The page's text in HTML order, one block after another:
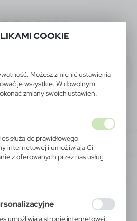
COOKIE
Możesz zmienić ustawienia
je wszystkie. W dowolnym
zmiany swoich ustawień.
służą do prawidłowego
internetowej i umożliwiają Ci
z oferowanych przez nas usług.
Twoich ustawień
bez zakłóceń.
umożliwiają stronie internetowej